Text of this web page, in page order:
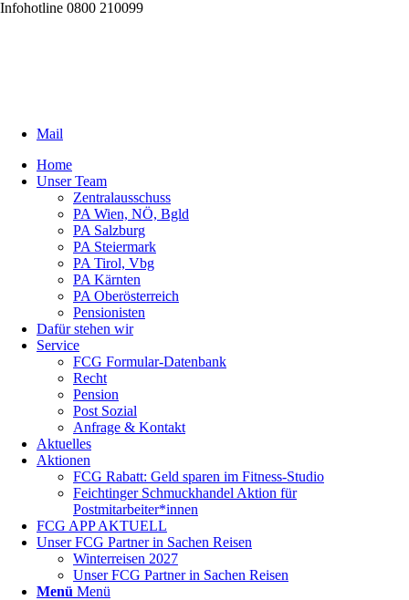
Infohotline 0800 210099
Mail
Home
Unser Team
Zentralausschuss
PA Wien, NÖ, Bgld
PA Salzburg
PA Steiermark
PA Tirol, Vbg
PA Kärnten
PA Oberösterreich
Pensionisten
Dafür stehen wir
Service
FCG Formular-Datenbank
Recht
Pension
Post Sozial
Anfrage & Kontakt
Aktuelles
Aktionen
FCG Rabatt: Geld sparen im Fitness-Studio
Feichtinger Schmuckhandel Aktion für
Postmitarbeiter*innen
FCG APP AKTUELL
Unser FCG Partner in Sachen Reisen
Winterreisen 2027
Unser FCG Partner in Sachen Reisen
Menü Menü